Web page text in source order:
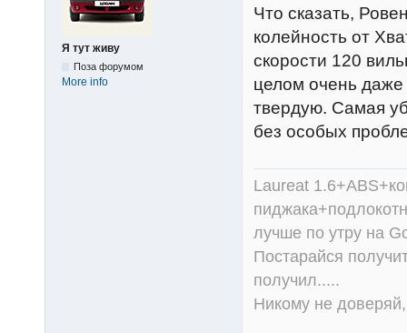
Я тут живу
Поза форумом
More info
Что сказать,
колейность от
скорости 120
целом очень даже
твердую. Самая
без особых
Laureat
лучше по утру на
Постарайся
получил.....
Никому не